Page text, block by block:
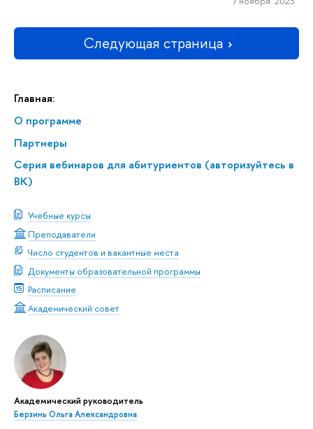
Главная:
О программе
Партнеры
Серия вебинаров для абитуриентов (авторизуйтесь в
ВК)
Учебные курсы
Преподаватели
Число студентов и вакантные места
Документы образовательной программы
Расписание
Академический совет
Академический руководитель
Берзинь Ольга Александровна
Следующая страница